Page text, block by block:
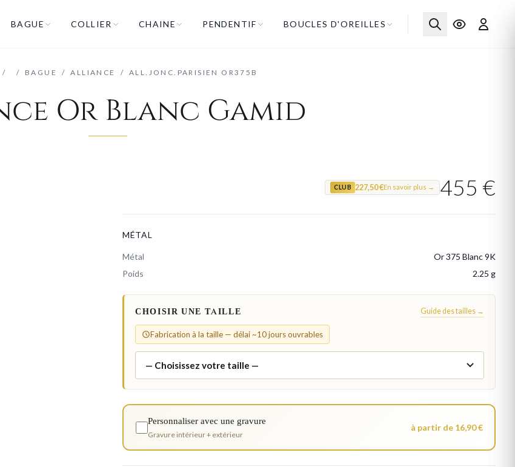
BAGUE COLLIER CHAINE PENDENTIF BOUCLES D'OREILLES
/ / BAGUE / ALLIANCE / ALL.JONC.PARISIEN OR375B
Or Blanc Gamid
CLUB 227,50 €En savoir plus → 455 €
MÉTAL
Métal
Or 375 Blanc 9K
Poids
2.25 g
CHOISIR UNE TAILLE Guide des tailles →
Fabrication à la taille — délai ~10 jours ouvrables
Personnaliser avec une gravure
Gravure intérieur + extérieur
à partir de 16,90 €